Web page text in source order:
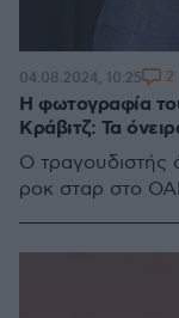
Η φωτογραφία
Κράβιτζ: Τα
Ο τραγουδιστής
ροκ σταρ στο
04.08.2024, 10:25 2